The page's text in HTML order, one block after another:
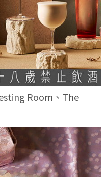
Room、The